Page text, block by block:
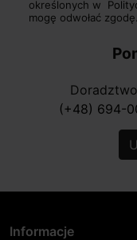
określonych w
mogę odwołać zgodę.
(+48) 694-
Informacje